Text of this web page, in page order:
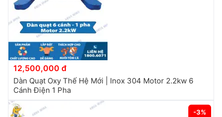
12,500,000 đ
Dàn Quạt Oxy Thế Hệ Mới | Inox 304 Motor 2.2kw 6
Cánh Điện 1 Pha
-3%